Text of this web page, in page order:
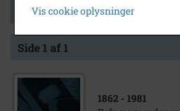
Vis kun med geo-tag
Side 1 af 1
1862 - 1981
Vis cookie oplysninger